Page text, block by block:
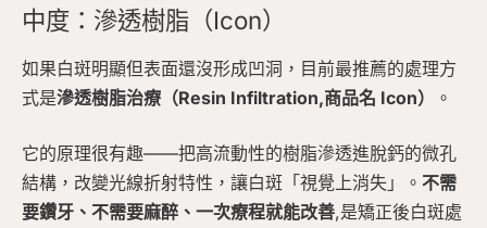
中度：滲透樹脂（Icon）
如果白斑明顯但表面還沒形成凹洞，目前最推薦的處理方
式是滲透樹脂治療（Resin Infiltration,商品名 Icon） 。
它的原理很有趣——把高流動性的樹脂滲透進脫鈣的微孔
結構，改變光線折射特性，讓白斑「視覺上消失」。 不需
要鑽牙、不需要麻醉、一次療程就能改善,是矯正後白斑處